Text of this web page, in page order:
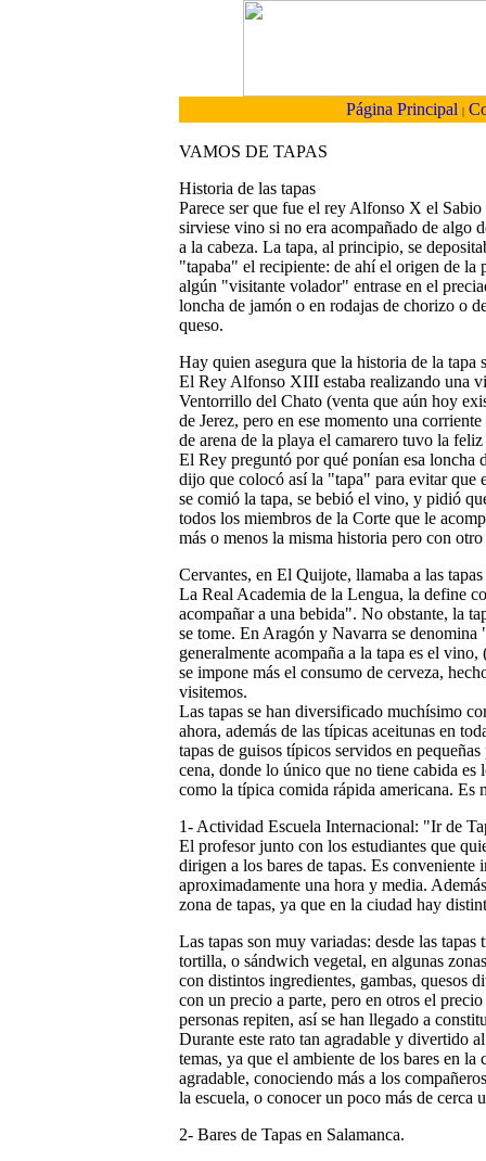
Página Principal |
VAMOS DE TAPAS
Historia de las tapas
Parece ser que fue el rey Alfonso X el
sirviese vino si no era acompañado de algo
a la cabeza. La tapa, al principio, se
"tapaba" el recipiente: de ahí el origen de la
algún "visitante volador" entrase en el
loncha de jamón o en rodajas de chorizo o
queso.
Hay quien asegura que la historia de la tapa
El Rey Alfonso XIII estaba realizando una
Ventorrillo del Chato (venta que aún hoy
de Jerez, pero en ese momento una
de arena de la playa el camarero tuvo la
El Rey preguntó por qué ponían esa loncha
dijo que colocó así la "tapa" para evitar que
se comió la tapa, se bebió el vino, y pidió
todos los miembros de la Corte que le
más o menos la misma historia pero con
Cervantes, en El Quijote, llamaba a las
La Real Academia de la Lengua, la define
acompañar a una bebida". No obstante, la
se tome. En Aragón y Navarra se
generalmente acompaña a la tapa es el
se impone más el consumo de cerveza,
visitemos.
Las tapas se han diversificado muchísimo
ahora, además de las típicas aceitunas en
tapas de guisos típicos servidos en
cena, donde lo único que no tiene cabida
como la típica comida rápida americana. Es
1- Actividad Escuela Internacional: "Ir de
El profesor junto con los estudiantes que
dirigen a los bares de tapas. Es
aproximadamente una hora y media.
zona de tapas, ya que en la ciudad hay
Las tapas son muy variadas: desde las
tortilla, o sándwich vegetal, en algunas
con distintos ingredientes, gambas, quesos
con un precio a parte, pero en otros el
personas repiten, así se han llegado a
Durante este rato tan agradable y divertido
temas, ya que el ambiente de los bares en
agradable, conociendo más a los
la escuela, o conocer un poco más de cerca
2- Bares de Tapas en Salamanca.